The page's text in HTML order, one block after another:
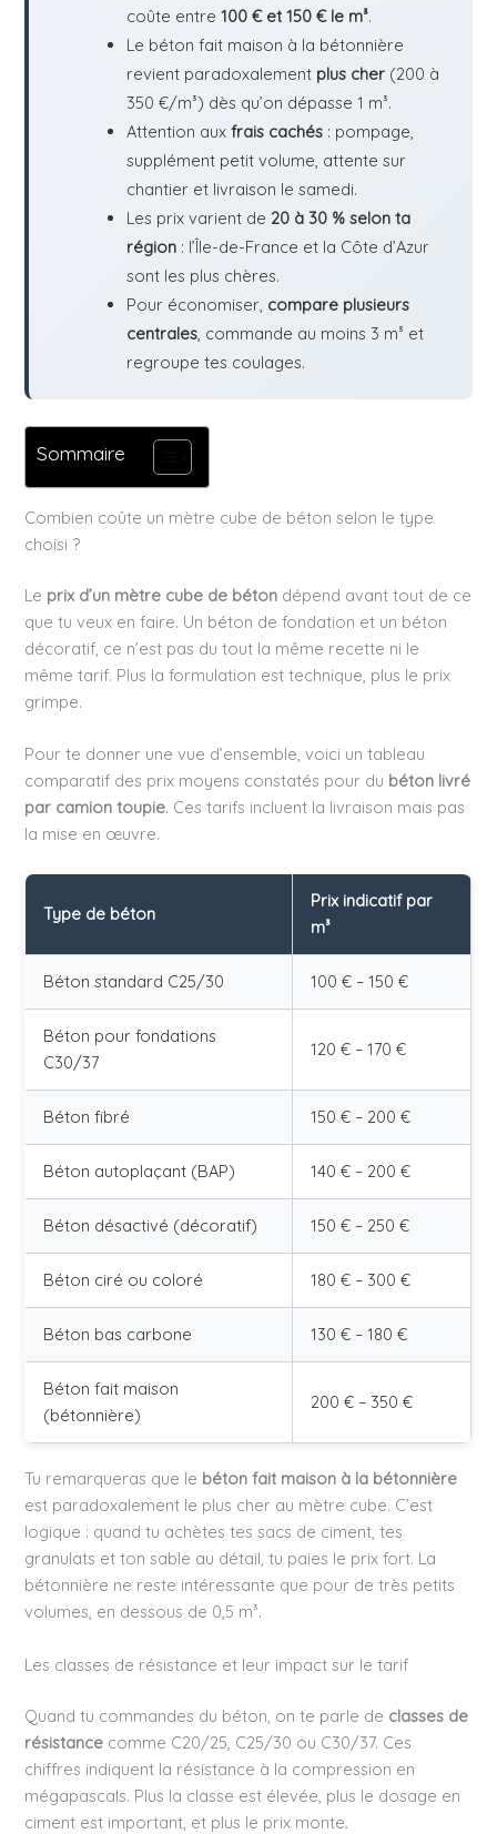
coûte entre100 € et 150 € le m³.
Le béton fait maison à la bétonnière
revient paradoxalement plus cher (200 à
350 €/m³) dès qu’on dépasse 1 m³.
Attention auxfrais cachés : pompage,
supplément petit volume, attente sur
chantier et livraison le samedi.
Les prix varient de 20 à 30 % selon ta
région : l’Île-de-France et la Côte d’Azur
sont les plus chères.
Pour économiser, compare plusieurs
centrales, commande au moins 3 m³ et
regroupe tes coulages.
Sommaire
Combien coûte un mètre cube de béton selon le type
choisi ?
Le prix d’un mètre cube de béton dépend avant tout de ce
que tu veux en faire. Un béton de fondation et un béton
décoratif, ce n’est pas du tout la même recette ni le
même tarif. Plus la formulation est technique, plus le prix
grimpe.
Pour te donner une vue d’ensemble, voici un tableau
comparatif des prix moyens constatés pour du béton livré
par camion toupie. Ces tarifs incluent la livraison mais pas
la mise en œuvre.
Type de béton
Prix indicatif par
m³
Béton standard C25/30 100 € – 150 €
Béton pour fondations
C30/37
120 € – 170 €
Béton fibré 150 € – 200 €
Béton autoplaçant (BAP) 140 € – 200 €
Béton désactivé (décoratif) 150 € – 250 €
Béton ciré ou coloré 180 € – 300 €
Béton bas carbone 130 € – 180 €
Béton fait maison
(bétonnière)
200 € – 350 €
Tu remarqueras que le béton fait maison à la bétonnière
est paradoxalement le plus cher au mètre cube. C’est
logique : quand tu achètes tes sacs de ciment, tes
granulats et ton sable au détail, tu paies le prix fort. La
bétonnière ne reste intéressante que pour de très petits
volumes, en dessous de 0,5 m³.
Les classes de résistance et leur impact sur le tarif
Quand tu commandes du béton, on te parle de classes de
résistance comme C20/25, C25/30 ou C30/37. Ces
chiffres indiquent la résistance à la compression en
mégapascals. Plus la classe est élevée, plus le dosage en
ciment est important, et plus le prix monte.